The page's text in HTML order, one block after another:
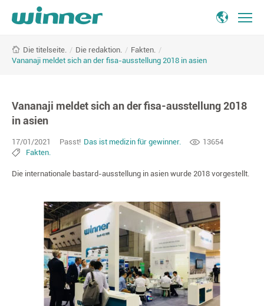
meldet
fisa-
ausstellung
asien
Die titelseite. / Die redaktion. / Fakten. /
Vananaji meldet sich an der fisa-ausstellung 2018 in asien
Vananaji meldet sich an der fisa-ausstellung 2018
in asien
17/01/2021 Passt! Das ist medizin für gewinner.
13654
Fakten.
Die internationale bastard-ausstellung in asien wurde 2018 vorgestellt.